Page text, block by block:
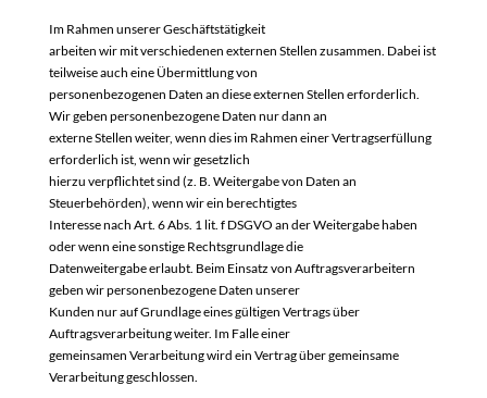
Im Rahmen unserer Geschäftstätigkeit
arbeiten wir mit verschiedenen externen Stellen zusammen. Dabei ist
teilweise auch eine Übermittlung von
personenbezogenen Daten an diese externen Stellen erforderlich.
Wir geben personenbezogene Daten nur dann an
externe Stellen weiter, wenn dies im Rahmen einer Vertragserfüllung
erforderlich ist, wenn wir gesetzlich
hierzu verpflichtet sind (z. B. Weitergabe von Daten an
Steuerbehörden), wenn wir ein berechtigtes
Interesse nach Art. 6 Abs. 1 lit. f DSGVO an der Weitergabe haben
oder wenn eine sonstige Rechtsgrundlage die
Datenweitergabe erlaubt. Beim Einsatz von Auftragsverarbeitern
geben wir personenbezogene Daten unserer
Kunden nur auf Grundlage eines gültigen Vertrags über
Auftragsverarbeitung weiter. Im Falle einer
gemeinsamen Verarbeitung wird ein Vertrag über gemeinsame
Verarbeitung geschlossen.